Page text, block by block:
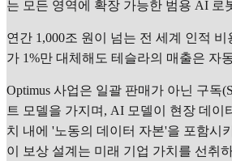
는 모든 영역에 확장 가능한 범용 AI 로
연간 1,000조 원이 넘는 전 세계 인적 비
가 1%만 대체해도 테슬라의 매출은 자
Optimus 사업은 일괄 판매가 아닌 구독
트 모델을 가지며, AI 모델이 현장 데이
치 내에 '노동의 데이터 자본'을 포함시
이 보상 설계는 미래 기업 가치를 선취